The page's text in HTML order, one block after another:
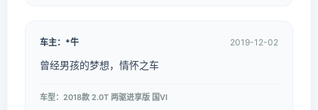
车主：*牛 2019-12-02
曾经男孩的梦想，情怀之车
车型：2018款 2.0T 两驱进享版 国VI